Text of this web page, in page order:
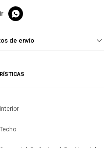

de envío
Interior
Techo